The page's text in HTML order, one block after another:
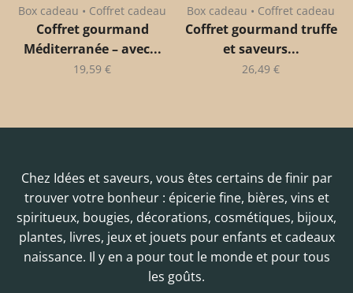
Box cadeau • Coffret cadeau
Coffret gourmand
Méditerranée – avec...
19,59 €
Box cadeau • Coffret cadeau
Coffret gourmand truffe
et saveurs...
26,49 €
Chez Idées et saveurs, vous êtes certains de finir par
trouver votre bonheur : épicerie fine, bières, vins et
spiritueux, bougies, décorations, cosmétiques, bijoux,
plantes, livres, jeux et jouets pour enfants et cadeaux
naissance. Il y en a pour tout le monde et pour tous
les goûts.